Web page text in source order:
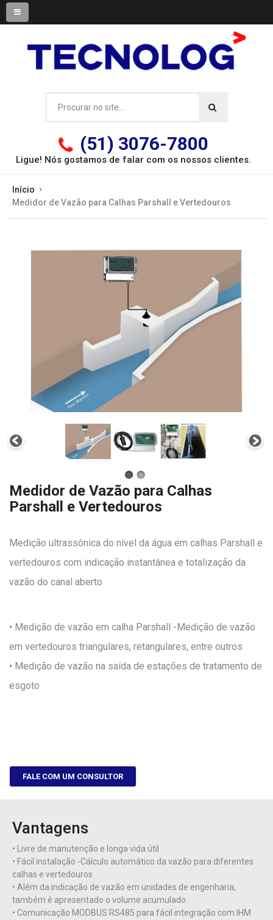
(51) 3076-7800
Ligue! Nós gostamos de falar com os nossos clientes.
Início
Medidor de Vazão para Calhas Parshall e Vertedouros
Medidor de Vazão para Calhas
Parshall e Vertedouros
Medição ultrassônica do nível da água em calhas Parshall e
vertedouros com indicação instantânea e totalização da
vazão do canal aberto
• Medição de vazão em calha Parshall -Medição de vazão
em vertedouros triangulares, retangulares, entre outros
• Medição de vazão na saída de estações de tratamento de
esgoto
FALE COM UM CONSULTOR
Vantagens
• Livre de manutenção e longa vida útil
• Fácil instalação -Cálculo automático da vazão para diferentes
calhas e vertedouros
• Além da indicação de vazão em unidades de engenharia,
também é apresentado o volume acumulado.
• Comunicação MODBUS RS485 para fácil integração com IHM